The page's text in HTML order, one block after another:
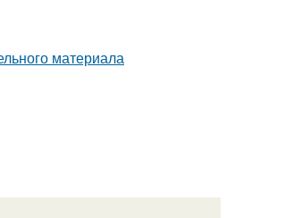
материала